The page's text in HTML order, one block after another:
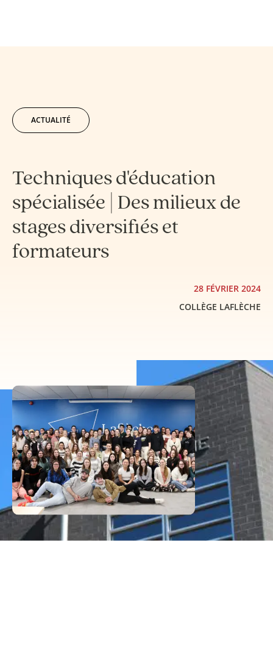
ACTUALITÉ
Techniques d'éducation
spécialisée | Des milieux de
stages diversifiés et
formateurs
28 FÉVRIER 2024
COLLÈGE LAFLÈCHE